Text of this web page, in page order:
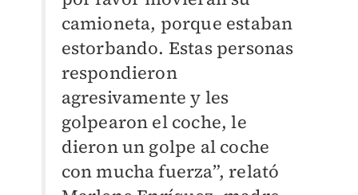
camioneta, porque estaban
estorbando. Estas personas
respondieron
agresivamente y les
golpearon el coche, le
dieron un golpe al coche
con mucha fuerza”, relató